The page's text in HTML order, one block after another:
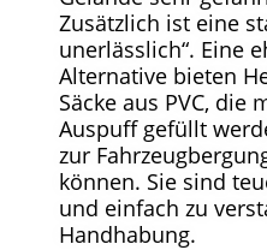
Zusätzlich ist eine
unerlässlich“. Eine
Alternative bieten
Säcke aus PVC, die
Auspuff gefüllt
zur
können. Sie sind
und einfach zu
Handhabung.